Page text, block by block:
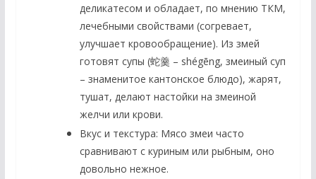
деликатесом и обладает, по мнению ТКМ,
лечебными свойствами (согревает,
улучшает кровообращение). Из змей
готовят супы (蛇羹 – shégēng, змеиный суп
– знаменитое кантонское блюдо), жарят,
тушат, делают настойки на змеиной
желчи или крови.
Вкус и текстура: Мясо змеи часто
сравнивают с куриным или рыбным, оно
довольно нежное.